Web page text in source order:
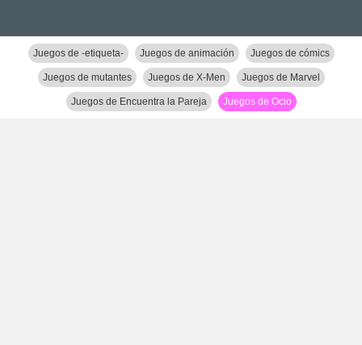
Juegos de -etiqueta- Juegos de animación Juegos de cómics
Juegos de mutantes Juegos de X-Men Juegos de Marvel
Juegos de Encuentra la Pareja Juegos de Ocio